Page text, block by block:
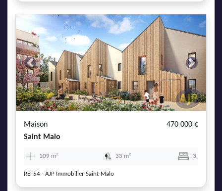
Previous Next
Maison
470 000 €
Saint Malo
109 m² 33 m² 3
REF54 - AJP Immobilier Saint-Malo